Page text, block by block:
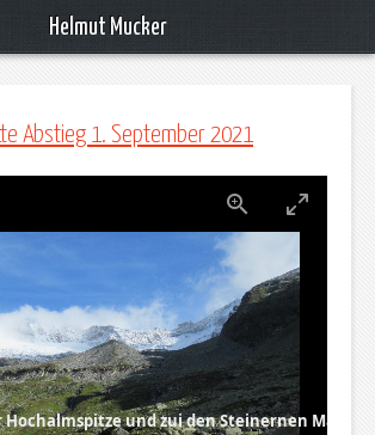
Abstieg 1. September 2021
Hochalmspitze und zui den Steinernen Mandln
Helmut Mucker